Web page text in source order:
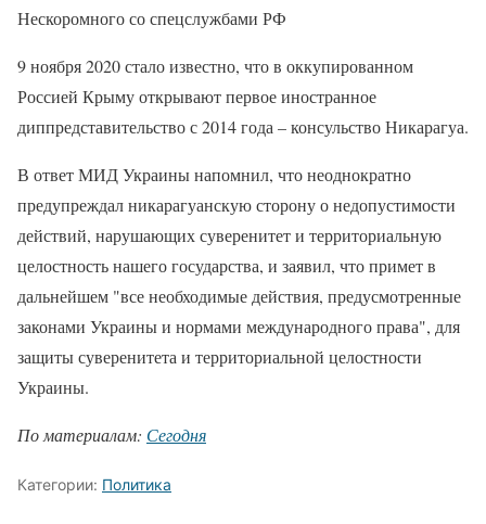
Нескоромного со спецслужбами РФ
9 ноября 2020 стало известно, что в оккупированном
Россией Крыму открывают первое иностранное
диппредставительство с 2014 года – консульство Никарагуа.
В ответ МИД Украины напомнил, что неоднократно
предупреждал никарагуанскую сторону о недопустимости
действий, нарушающих суверенитет и территориальную
целостность нашего государства, и заявил, что примет в
дальнейшем "все необходимые действия, предусмотренные
законами Украины и нормами международного права", для
защиты суверенитета и территориальной целостности
Украины.
По материалам: Сегодня
Категории: Политика